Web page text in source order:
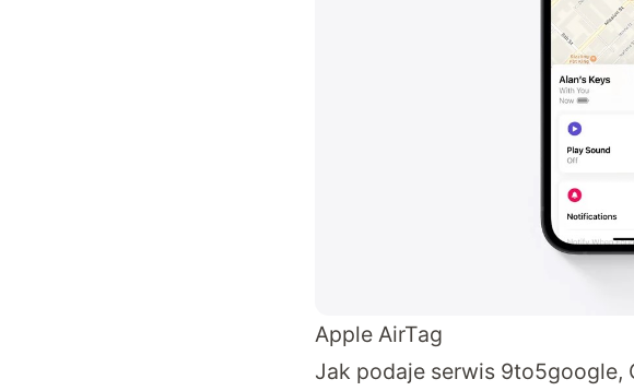
Apple AirTag
Jak podaje serwis 9to5google,